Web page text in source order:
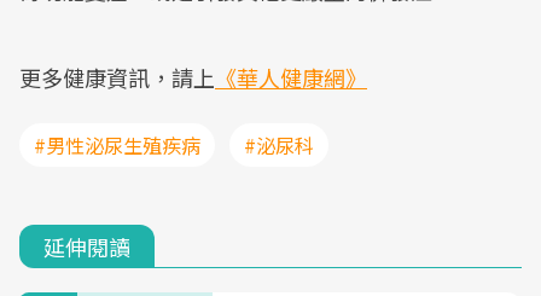
更多健康資訊，請上 《華人健康網》
#男性泌尿生殖疾病 #泌尿科
延伸閱讀